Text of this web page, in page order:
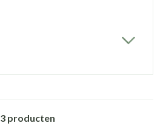
3producten